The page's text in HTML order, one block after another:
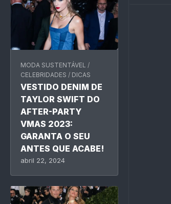
MODA SUSTENTÁVEL /
CELEBRIDADES / DICAS
VESTIDO DENIM DE
TAYLOR SWIFT DO
AFTER-PARTY
VMAS 2023:
GARANTA O SEU
ANTES QUE ACABE!
abril 22, 2024